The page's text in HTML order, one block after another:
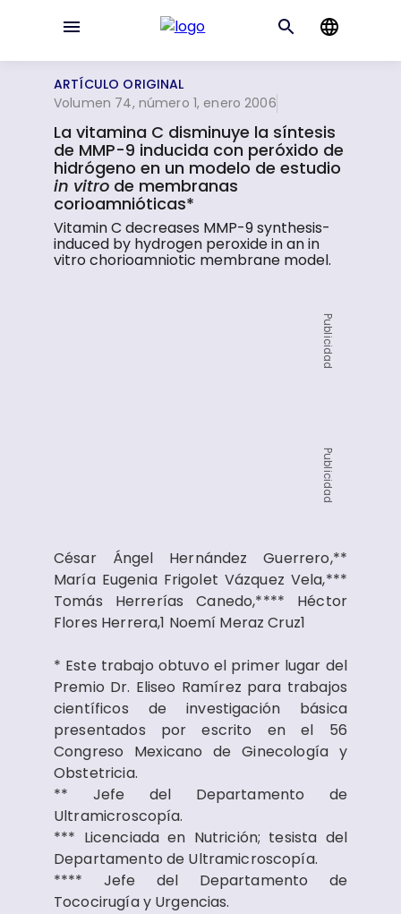
ARTÍCULO ORIGINAL
Volumen 74, número 1, enero 2006
La vitamina C disminuye la síntesis
de MMP-9 inducida con peróxido de
hidrógeno en un modelo de estudio
in vitro de membranas
corioamnióticas*
Vitamin C decreases MMP-9 synthesis-
induced by hydrogen peroxide in an in
vitro chorioamniotic membrane model.
Publicidad
Publicidad
César Ángel Hernández Guerrero,**
María Eugenia Frigolet Vázquez Vela,***
Tomás Herrerías Canedo,**** Héctor
Flores Herrera,1 Noemí Meraz Cruz1
* Este trabajo obtuvo el primer lugar del
Premio Dr. Eliseo Ramírez para trabajos
científicos de investigación básica
presentados por escrito en el 56
Congreso Mexicano de Ginecología y
Obstetricia.
** Jefe del Departamento de
Ultramicroscopía.
*** Licenciada en Nutrición; tesista del
Departamento de Ultramicroscopía.
**** Jefe del Departamento de
Tococirugía y Urgencias.